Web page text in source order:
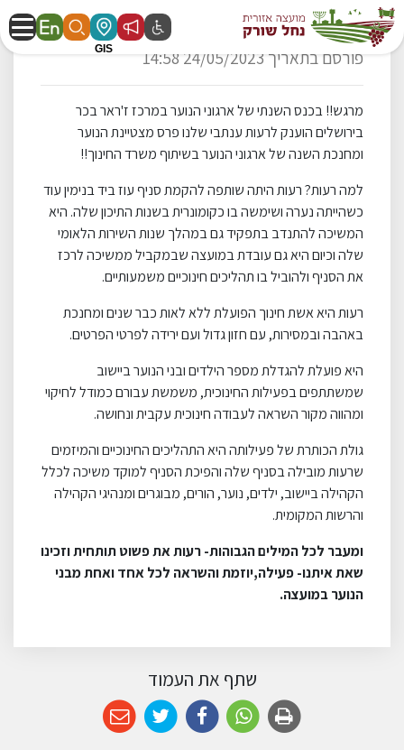
רעות ענתבי מצטיינת!
פורסם בתאריך 24/05/2023 14:58
מרגש!! בכנס השנתי של ארגוני הנוער במרכז ז'ראר בכר
בירושלים הוענק לרעות ענתבי שלנו פרס מצטיינת הנוער
ומחנכת השנה של ארגוני הנוער בשיתוף משרד החינוך!!
למה רעות? רעות היתה שותפה להקמת סניף עוז ביד בנימין עוד
כשהייתה נערה ושימשה בו כקומונרית בשנות התיכון שלה. היא
המשיכה להתנדב בתפקיד גם במהלך שנות השירות הלאומי
שלה וכיום היא גם עובדת במועצה שבמקביל ממשיכה לרכז
את הסניף ולהוביל בו תהליכים חינוכיים משמעותיים.
רעות היא אשת חינוך הפועלת ללא לאות כבר שנים ומחנכת
באהבה ובמסירות, עם חזון גדול ועם ירידה לפרטי הפרטים.
היא פועלת להגדלת מספר הילדים ובני הנוער ביישוב
שמשתתפים בפעילות החינוכית, משמשת עבורם כמודל לחיקוי
ומהווה מקור השראה לעבודה חינוכית עקבית ונחושה.
גולת הכותרת של פעילותה היא התהליכים החינוכיים והמיזמים
שרעות מובילה בסניף שלה והפיכת הסניף למוקד משיכה לכלל
הקהילה ביישוב, ילדים, נוער, הורים, מבוגרים ומנהיגי הקהילה
והרשות המקומית.
ומעבר לכל המילים הגבוהות- רעות את פשוט תותחית וזכינו
שאת איתנו- פעילה,יוזמת והשראה לכל אחד ואחת מבני
הנוער במועצה.
שתף את העמוד